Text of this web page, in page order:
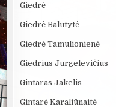
Giedrė
Giedrė Balutytė
Giedrė Tamulionienė
Giedrius Jurgelevičius
Gintaras Jakelis
Gintarė Karaliūnaitė